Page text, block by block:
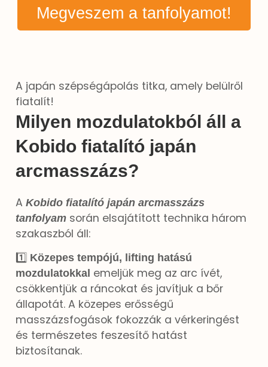
Megveszem a tanfolyamot!
A japán szépségápolás titka, amely belülről
fiatalít!
Milyen mozdulatokból áll a
Kobido fiatalító japán
arcmasszázs?
A Kobido fiatalító japán arcmasszázs
tanfolyam során elsajátított technika három
szakaszból áll:
1️⃣ Közepes tempójú, lifting hatású
mozdulatokkal emeljük meg az arc ívét,
csökkentjük a ráncokat és javítjuk a bőr
állapotát. A közepes erősségű
masszázsfogások fokozzák a vérkeringést
és természetes feszesítő hatást
biztosítanak.